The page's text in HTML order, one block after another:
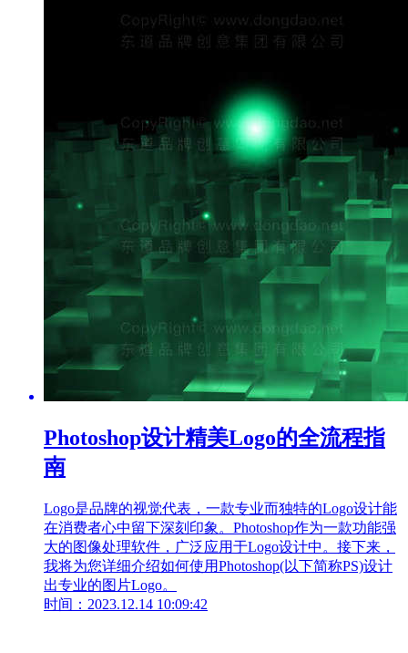
Photoshop设计精美Logo的全流程指
南
Logo是品牌的视觉代表，一款专业而独特的Logo设计能
在消费者心中留下深刻印象。Photoshop作为一款功能强
大的图像处理软件，广泛应用于Logo设计中。接下来，
我将为您详细介绍如何使用Photoshop(以下简称PS)设计
出专业的图片Logo。
时间：2023.12.14 10:09:42